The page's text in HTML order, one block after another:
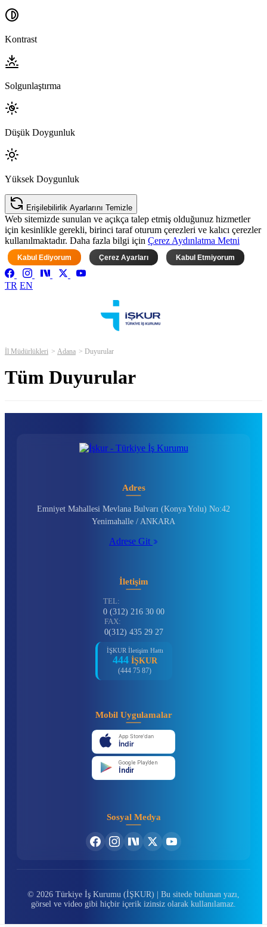
Kontrast
Solgunlaştırma
Düşük Doygunluk
Yüksek Doygunluk
Erişilebilirlik Ayarlarını Temizle
Web sitemizde sunulan ve açıkça talep etmiş olduğunuz hizmetler
için kesinlikle gerekli, birinci taraf oturum çerezleri ve kalıcı çerezler
kullanılmaktadır. Daha fazla bilgi için Çerez Aydınlatma Metni
Kabul Ediyorum Çerez Ayarları Kabul Etmiyorum
TR EN
İl Müdürlükleri Adana Duyurular
Tüm Duyurular
Adres
Emniyet Mahallesi Mevlana Bulvarı (Konya Yolu) No:42
Yenimahalle / ANKARA
Adrese Git
İletişim
TEL:
0 (312) 216 30 00
FAX:
0(312) 435 29 27
İŞKUR İletişim Hattı
444 İŞKUR
(444 75 87)
Mobil Uygulamalar
App Store'dan
İndir
Google Play'den
İndir
Sosyal Medya
© 2026 Türkiye İş Kurumu (İŞKUR) | Bu sitede bulunan yazı,
görsel ve video gibi hiçbir içerik izinsiz olarak kullanılamaz.